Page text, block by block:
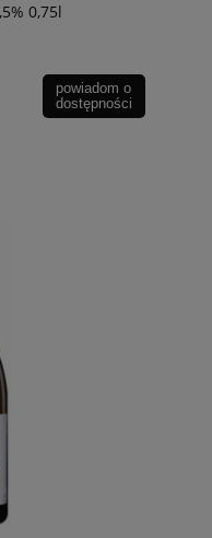
0,75l
powiadom o
dostępności